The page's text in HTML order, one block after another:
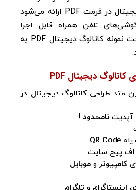
این نوع کاتالوگ دیجیتال در فرمت PDF ارائه می‌شود
تلفن همراه قابل اجرا
می‌باشد. برای دریافت نمونه کاتالوگ دیجیتال PDF به
کاتالوگ دیجیتال PDF
متد طراحی کاتالوگ دیجیتال در
آپدیتنامحدود !
QR Code
اف پیج سایت
کامپیوتر وموبایل
، اینستاگرام و تلگرام